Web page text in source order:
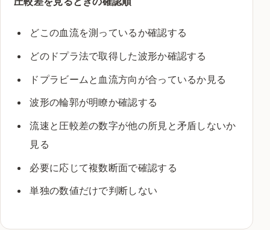
どこの血流を測っているか確認する
どのドプラ法で取得した波形か確認する
ドプラビームと血流方向が合っているか見る
波形の輪郭が明瞭か確認する
流速と圧較差の数字が他の所見と矛盾しないか
見る
必要に応じて複数断面で確認する
単独の数値だけで判断しない